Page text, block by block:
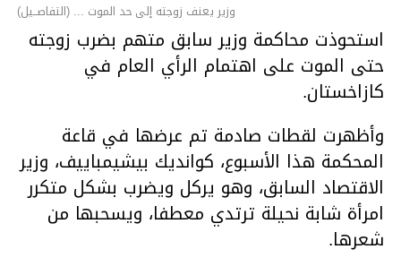
وزير يعنف زوجته إلى حد الموت ... (التفاصــيل)
استحوذت محاكمة وزير سابق متهم بضرب زوجته
حتى الموت على اهتمام الرأي العام في
كازاخستان.
وأظهرت لقطات صادمة تم عرضها في قاعة
المحكمة هذا الأسبوع، كوانديك بيشيمباييف، وزير
الاقتصاد السابق، وهو يركل ويضرب بشكل متكرر
امرأة شابة نحيلة ترتدي معطفا، ويسحبها من
شعرها.